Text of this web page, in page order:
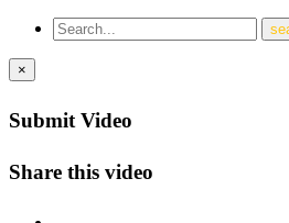
×
Submit Video
Share this video